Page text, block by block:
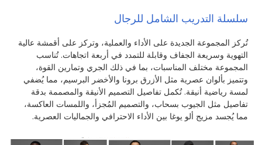
سلسلة التدريب الشامل للرجال
تُركز المجموعة الجديدة على الأداء والعملية، وتركز على أقمشة عالية
التهوية وسريعة الجفاف وقابلة للتمدد في أربعة اتجاهات. تُناسب
المجموعة مختلف المناسبات، بما في ذلك الجري وتمارين القوة،
وتتميز بألوان عصرية مثل الأزرق برونا والأخضر البرسيم، مما يُضفي
لمسة رياضية أنيقة. تُكمل تفاصيل التصميم الأنيقة والمصممة بدقة
تفاصيل مثل الجيوب بسحاب، والتصميم المُجزأ، واللمسات العاكسة،
مما يُجسد مزيج ألو يوغا بين الأداء الاحترافي والجماليات العصرية.